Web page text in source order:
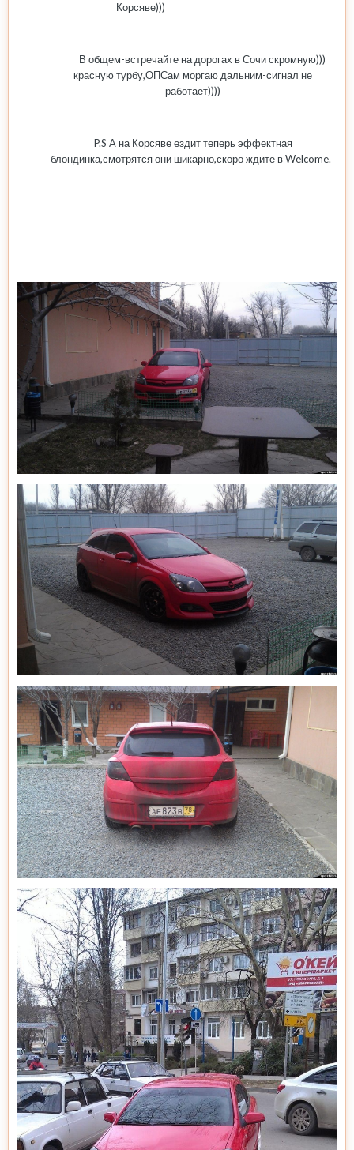
Корсяве)))
В общем-встречайте на дорогах в Сочи скромную)))
красную турбу,ОПСам моргаю дальним-сигнал не
работает))))
P.S А на Корсяве ездит теперь эффектная
блондинка,смотрятся они шикарно,скоро ждите в Welcome.